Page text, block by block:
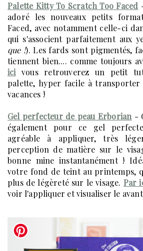
Palette Kitty To Scratch Too Faced
adoré les nouveaux petits
Faced, avec notamment celle-ci
qui s'associent parfaitement aux
que !). Les fards sont pigmentés,
tiennent bien.... comme toujours
icivous retrouverez un petit
palette, hyper facile à
vacances !
Gel perfecteur de peau Erborian-
également pour ce gel
agréable à appliquer, très
perception de matière sur le
bonne mine instantanément !
votre fond de teint au printemps,
plus de légèreté sur le visage. Par
voir l'appliquer et visualiser le